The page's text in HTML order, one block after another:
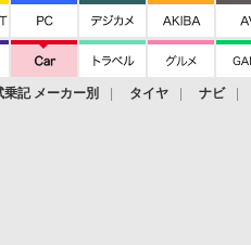
乗記 メーカー別 タイヤ ナビ